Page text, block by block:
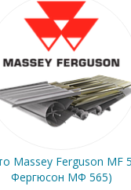
Massey Ferguson MF
Фергюсон МФ 565)